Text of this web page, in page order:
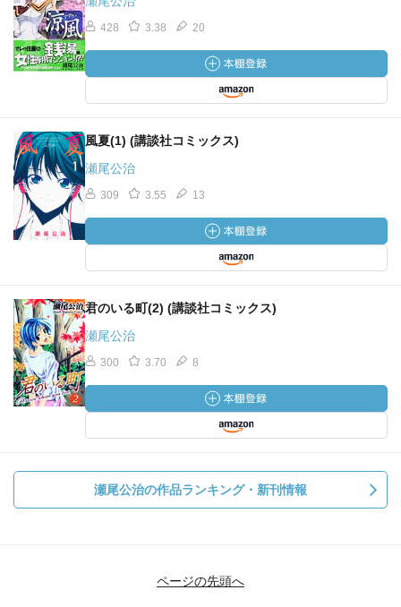
428 3.38 20
風夏(1) (講談社コミックス)
瀬尾公治
309 3.55 13
君のいる町(2) (講談社コミックス)
瀬尾公治
300 3.70 8
瀬尾公治の作品ランキング・新刊情報
ページの先頭へ